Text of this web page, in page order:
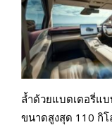
ล้ำด้วยแบตเตอรี่แ
ขนาดสูงสุด 110 กิโ